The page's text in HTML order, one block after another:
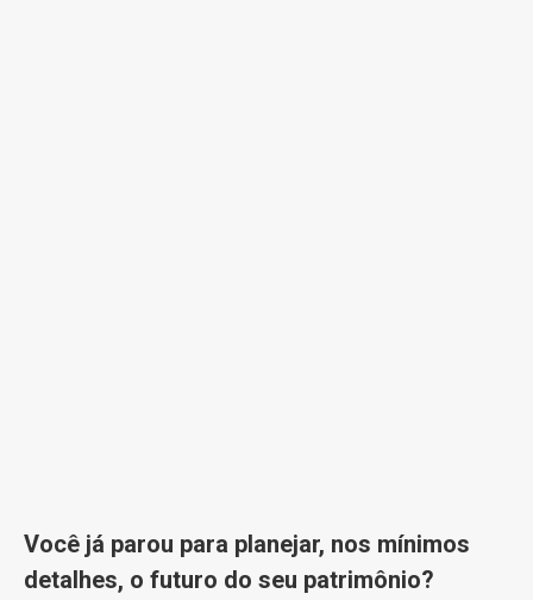
Você já parou para planejar, nos mínimos
detalhes, o futuro do seu patrimônio?